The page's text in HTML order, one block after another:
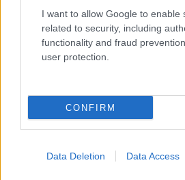
I want to allow Google to enable
related to security, including
functionality and fraud
user protection.
CONFIRM
Data Deletion Data Access
hogy mi mint társadalom jól
projekttel.
állam áram
rezsiharc